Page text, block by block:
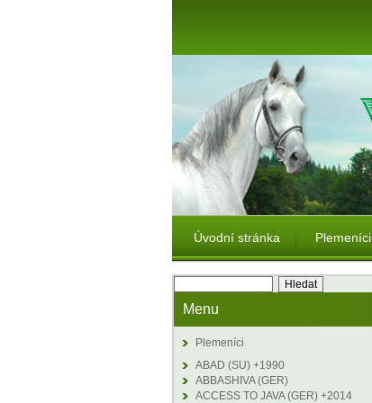
Úvodní stránka Plemeníci
Menu
Plemeníci
ABAD (SU) +1990
ABBASHIVA (GER)
ACCESS TO JAVA (GER) +2014